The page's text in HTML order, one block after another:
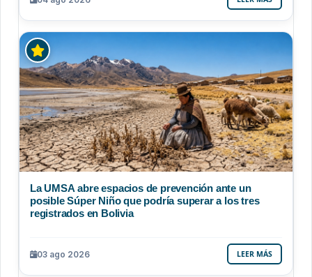
La UMSA abre espacios de prevención ante un
posible Súper Niño que podría superar a los tres
registrados en Bolivia
03 ago 2026 LEER MÁS